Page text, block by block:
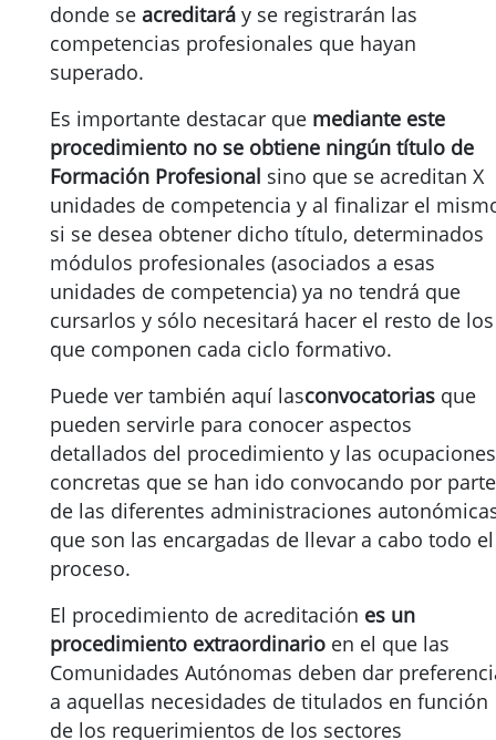
donde se acreditará y se registrarán las
competencias profesionales que hayan
superado.
Es importante destacar que mediante este
procedimiento no se obtiene ningún título de
Formación Profesional sino que se acreditan X
unidades de competencia y al finalizar el
si se desea obtener dicho título, determinados
módulos profesionales (asociados a esas
unidades de competencia) ya no tendrá que
cursarlos y sólo necesitará hacer el resto de los
que componen cada ciclo formativo.
Puede ver también aquí lasconvocatorias que
pueden servirle para conocer aspectos
detallados del procedimiento y las ocupaciones
concretas que se han ido convocando por parte
de las diferentes administraciones
que son las encargadas de llevar a cabo todo el
proceso.
El procedimiento de acreditación es un
procedimiento extraordinario en el que las
Comunidades Autónomas deben dar
a aquellas necesidades de titulados en función
de los requerimientos de los sectores